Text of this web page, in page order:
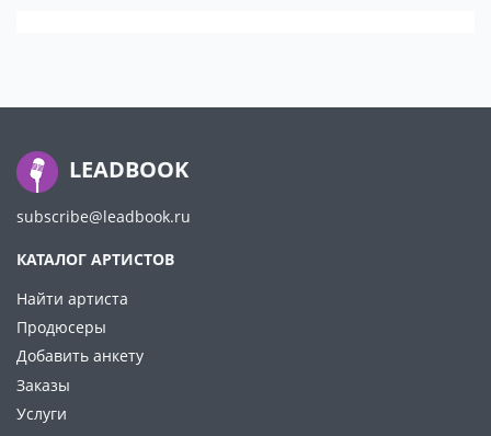
LEADBOOK
subscribe@leadbook.ru
КАТАЛОГ АРТИСТОВ
Найти артиста
Продюсеры
Добавить анкету
Заказы
Услуги